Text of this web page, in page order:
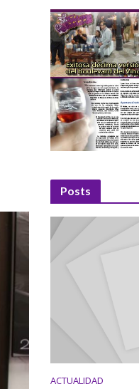
Posts
ACTUALIDAD